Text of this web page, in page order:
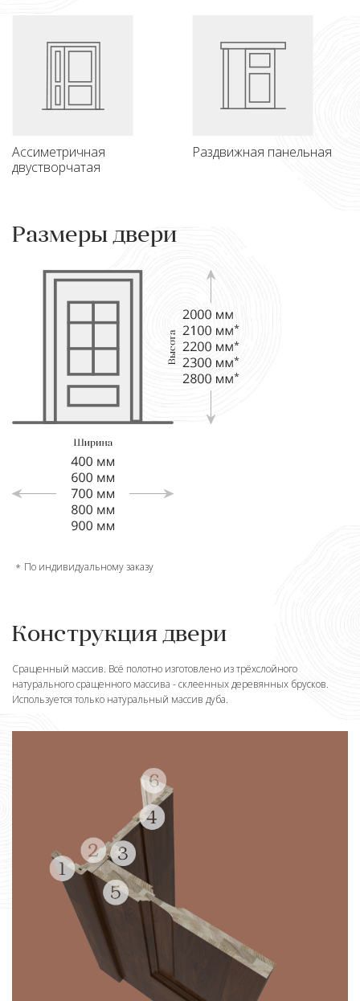
Ассиметричная
двустворчатая
Раздвижная панельная
Размеры двери
По индивидуальному заказу
Конструкция двери
Сращенный массив. Всё полотно изготовлено из трёхслойного
натурального сращенного массива - склеенных деревянных брусков.
Используется только натуральный массив дуба.